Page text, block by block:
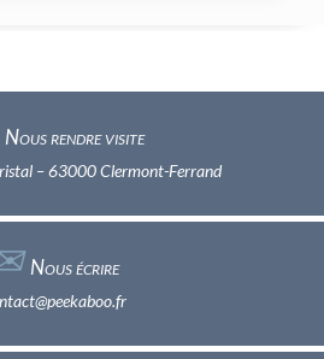
Nous rendre visite
– 63000 Clermont-Ferrand
Nous écrire